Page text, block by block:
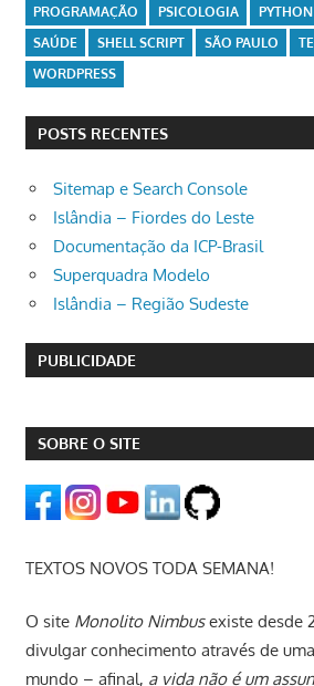
PROGRAMAÇÃO
PSICOLOGIA PYTHON
SAÚDE
SHELL SCRIPT SÃO PAULO
WORDPRESS
POSTS RECENTES
Sitemap e Search Console
Islândia – Fiordes do Leste
Documentação da ICP-Brasil
Superquadra Modelo
Islândia – Região Sudeste
PUBLICIDADE
SOBRE O SITE
TEXTOS NOVOS TODA SEMANA!
O site Monolito Nimbusexiste desde
divulgar conhecimento através de
mundo – afinal, a vida não é um